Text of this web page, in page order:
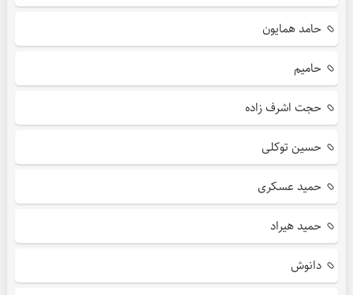
حامد همایون
حامیم
حجت اشرف زاده
حسین توکلی
حمید عسکری
حمید هیراد
دانوش